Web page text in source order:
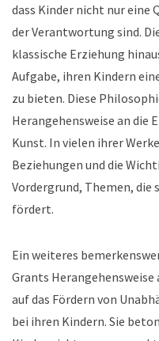
dass Kinder nicht nur eine
der Verantwortung sind.
klassische Erziehung
Aufgabe, ihren Kindern
zu bieten. Diese
Herangehensweise an die
Kunst. In vielen ihrer
Beziehungen und die
Vordergrund, Themen, die
fördert.
Ein weiteres
Grants
auf das Fördern von
bei ihren Kindern. Sie